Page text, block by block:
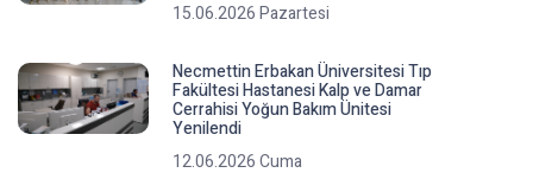
15.06.2026 Pazartesi
Necmettin Erbakan Üniversitesi Tıp
Fakültesi Hastanesi Kalp ve Damar
Cerrahisi Yoğun Bakım Ünitesi
Yenilendi
12.06.2026 Cuma